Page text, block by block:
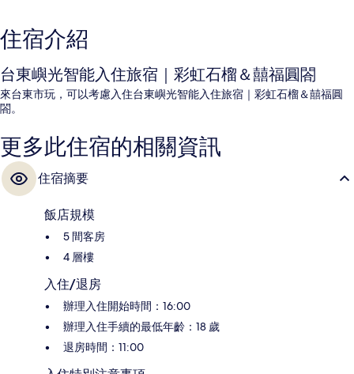
住宿介紹
台東嶼光智能入住旅宿｜彩虹石榴＆囍福圓閤
來台東市玩，可以考慮入住台東嶼光智能入住旅宿｜彩虹石榴＆囍福圓
閤。
更多此住宿的相關資訊
住宿摘要
飯店規模
5 間客房
4 層樓
入住/退房
辦理入住開始時間：16:00
辦理入住手續的最低年齡：18 歲
退房時間：11:00